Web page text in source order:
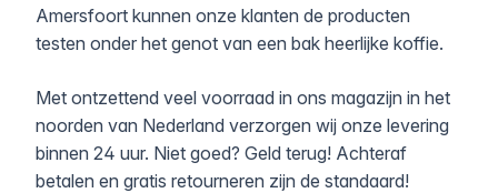
Amersfoort kunnen onze klanten de producten
testen onder het genot van een bak heerlijke koffie.
Met ontzettend veel voorraad in ons magazijn in het
noorden van Nederland verzorgen wij onze levering
binnen 24 uur. Niet goed? Geld terug! Achteraf
betalen en gratis retourneren zijn de standaard!